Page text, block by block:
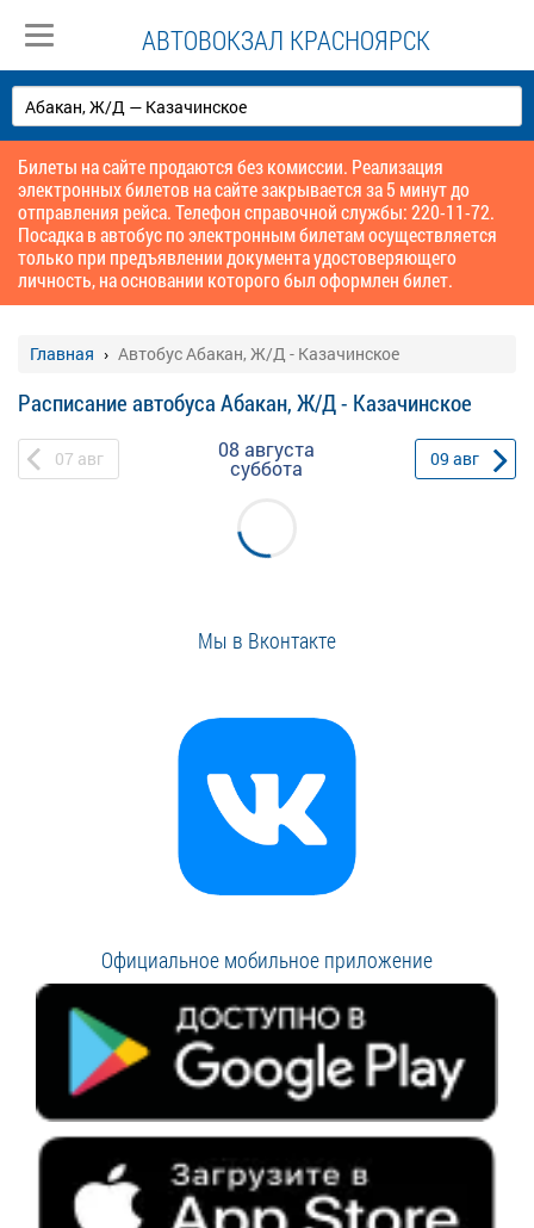
АВТОВОКЗАЛ КРАСНОЯРСК
Билеты на сайте продаются без комиссии. Реализация
электронных билетов на сайте закрывается за 5 минут до
отправления рейса. Телефон справочной службы: 220-11-72.
Посадка в автобус по электронным билетам осуществляется
только при предъявлении документа удостоверяющего
личность, на основании которого был оформлен билет.
Главная Автобус Абакан, Ж/Д - Казачинское
Расписание автобуса Абакан, Ж/Д - Казачинское
07 авг 08 августа
суббота 09 авг
Мы в Вконтакте
Официальное мобильное приложение